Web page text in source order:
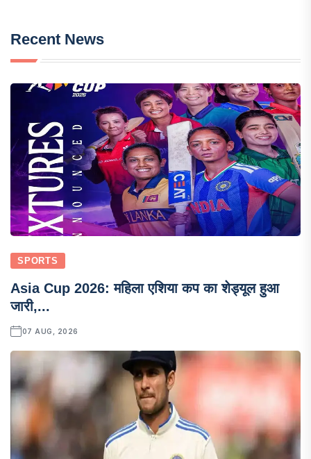
Recent News
SPORTS
Asia Cup 2026: महिला एशिया कप का शेड्यूल हुआ
जारी,...
07 AUG, 2026